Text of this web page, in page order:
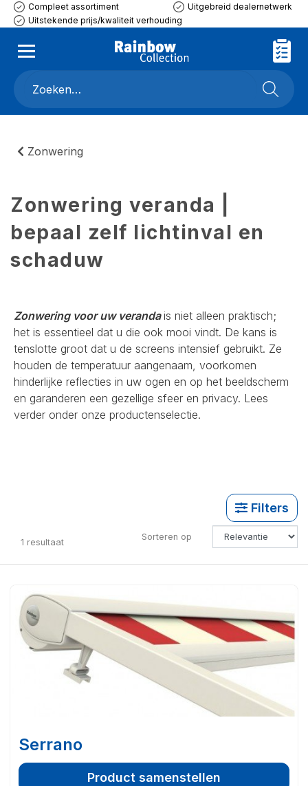
Compleet assortiment
Uitgebreid dealernetwerk
Uitstekende prijs/kwaliteit verhouding
Zonwering
Zonwering veranda |
bepaal zelf lichtinval en
schaduw
Zonwering voor uw verandais niet alleen praktisch;
het is essentieel dat u die ook mooi vindt. De kans is
tenslotte groot dat u de screens intensief gebruikt. Ze
houden de temperatuur aangenaam, voorkomen
hinderlijke reflecties in uw ogen en op het beeldscherm
en garanderen een gezellige sfeer en privacy. Lees
verder onder onze productenselectie.
Filters
1 resultaat Sorteren op
Serrano
Product samenstellen